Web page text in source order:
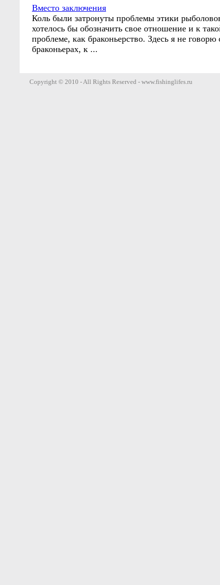
Вместо заключения
Коль были затронуты проблемы этики
хотелось бы обозначить свое отношение и к
проблеме, как браконьерство. Здесь я не
браконьерах, к ...
Copyright © 2010 - All Rights Reserved - www.fishinglifes.ru